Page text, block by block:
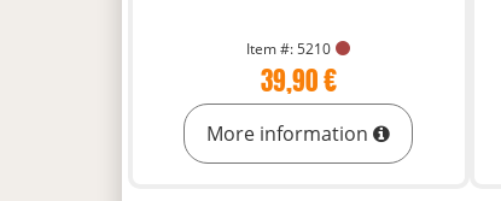
Item #: 5210
39,90 €
More information